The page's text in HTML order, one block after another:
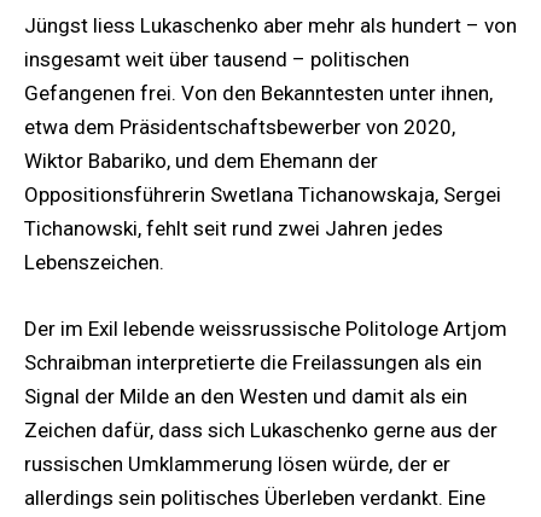
Jüngst liess Lukaschenko aber mehr als hundert – von
insgesamt weit über tausend – politischen
Gefangenen frei. Von den Bekanntesten unter ihnen,
etwa dem Präsidentschaftsbewerber von 2020,
Wiktor Babariko, und dem Ehemann der
Oppositionsführerin Swetlana Tichanowskaja, Sergei
Tichanowski, fehlt seit rund zwei Jahren jedes
Lebenszeichen.
Der im Exil lebende weissrussische Politologe Artjom
Schraibman interpretierte die Freilassungen als ein
Signal der Milde an den Westen und damit als ein
Zeichen dafür, dass sich Lukaschenko gerne aus der
russischen Umklammerung lösen würde, der er
allerdings sein politisches Überleben verdankt. Eine